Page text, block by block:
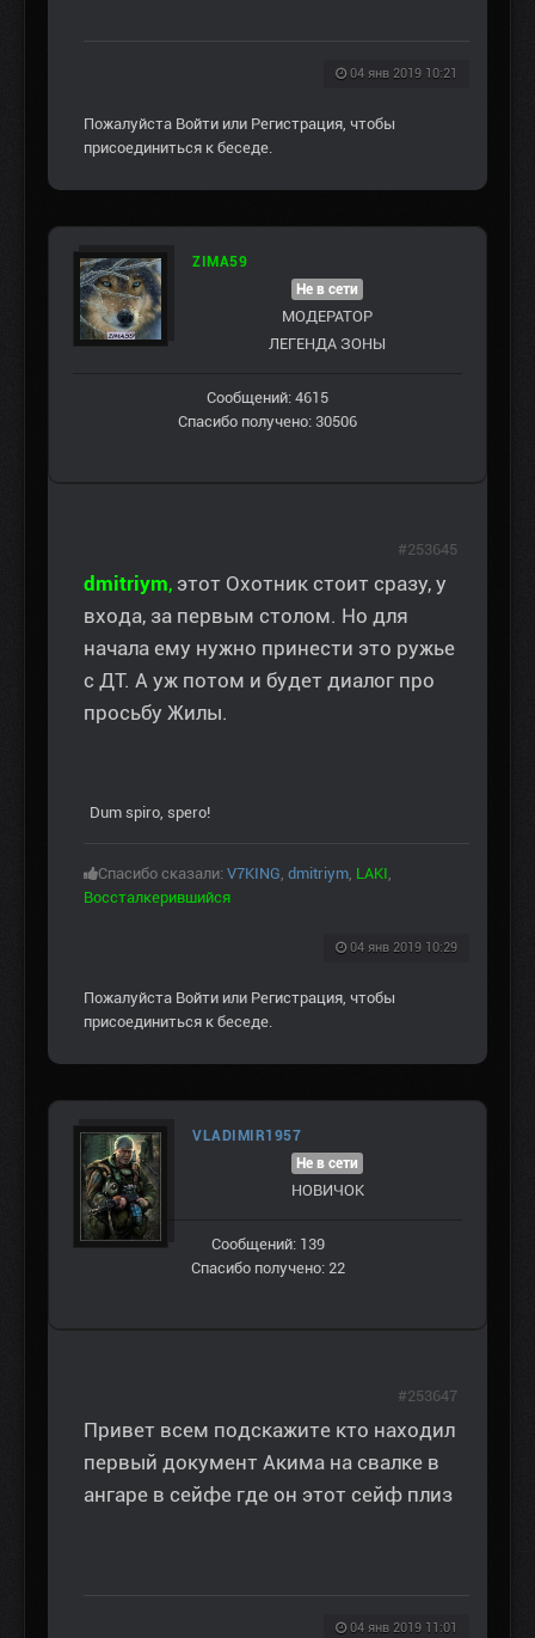
04 янв 2019 10:21
Пожалуйста Войти или Регистрация , чтобы
присоединиться к беседе.
ZIMA59
Не в сети
МОДЕРАТОР
ЛЕГЕНДА ЗОНЫ
Сообщений: 4615
Спасибо получено: 30506
dmitriym, этот Охотник стоит сразу, у
входа, за первым столом. Но для
начала ему нужно принести это ружье
с ДТ. А уж потом и будет диалог про
просьбу Жилы.
Dum spiro, spero!
Спасибо сказали: V7KING dmitriym LAKI
Воссталкерившийся
04 янв 2019 10:29
#253645
Пожалуйста Войти или Регистрация , чтобы
присоединиться к беседе.
VLADIMIR1957
Не в сети
НОВИЧОК
Сообщений: 139
Спасибо получено: 22
Привет всем подскажите кто находил
первый документ Акима на свалке в
ангаре в сейфе где он этот сейф плиз
04 янв 2019 11:01
#253647